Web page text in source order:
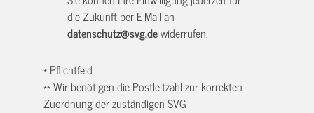
die Zukunft per E-Mail an
datenschutz@svg.dewiderrufen.
* Pflichtfeld
** Wir benötigen die Postleitzahl zur korrekten
Zuordnung der zuständigen SVG